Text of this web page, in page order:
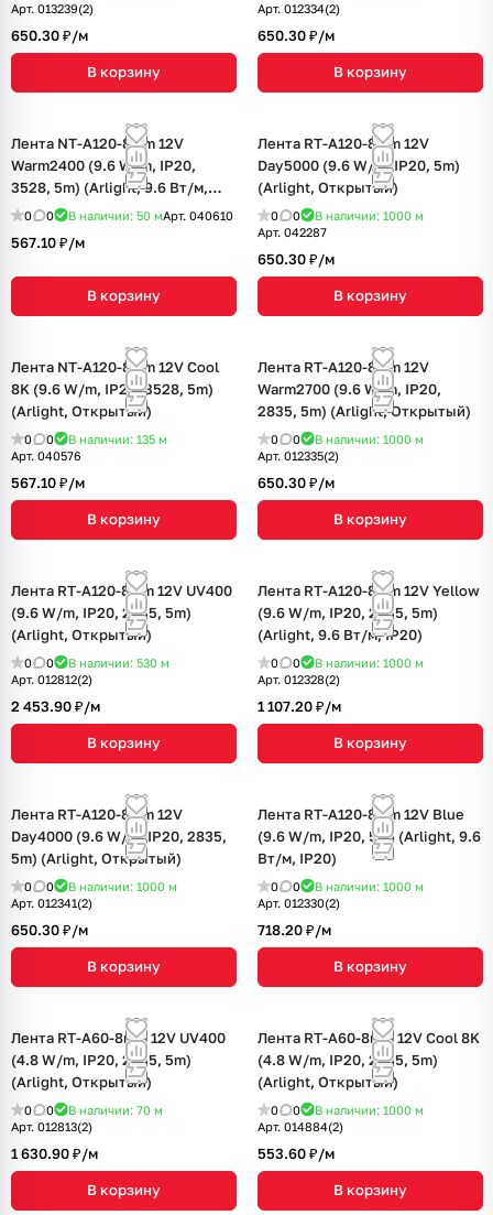
Арт. 013239(2)
650.30 ₽/м
В корзину
Арт. 012334(2)
650.30 ₽/м
В корзину
Лента NT-A120-8mm 12V
Warm2400 (9.6 W/m, IP20,
3528, 5m) (Arlight, 9.6 Вт/м,
IP20)
0 0 В наличии: 50 мАрт. 040610
567.10 ₽/м
В корзину
Лента RT-A120-8mm 12V
Day5000 (9.6 W/m, IP20, 5m)
(Arlight, Открытый)
0 0 В наличии: 1000 м
Арт. 042287
650.30 ₽/м
В корзину
Лента NT-A120-8mm 12V Cool
8K (9.6 W/m, IP20, 3528, 5m)
(Arlight, Открытый)
0 0 В наличии: 135 м
Арт. 040576
567.10 ₽/м
В корзину
Лента RT-A120-8mm 12V
Warm2700 (9.6 W/m, IP20,
2835, 5m) (Arlight, Открытый)
0 0 В наличии: 1000 м
Арт. 012335(2)
650.30 ₽/м
В корзину
Лента RT-A120-8mm 12V UV400
(9.6 W/m, IP20, 2835, 5m)
(Arlight, Открытый)
0 0 В наличии: 530 м
Арт. 012812(2)
2 453.90 ₽/м
В корзину
Лента RT-A120-8mm 12V Yellow
(9.6 W/m, IP20, 2835, 5m)
(Arlight, 9.6 Вт/м, IP20)
0 0 В наличии: 1000 м
Арт. 012328(2)
1 107.20 ₽/м
В корзину
Лента RT-A120-8mm 12V
Day4000 (9.6 W/m, IP20, 2835,
5m) (Arlight, Открытый)
0 0 В наличии: 1000 м
Арт. 012341(2)
650.30 ₽/м
В корзину
Лента RT-A120-8mm 12V Blue
(9.6 W/m, IP20, 5m) (Arlight, 9.6
Вт/м, IP20)
0 0 В наличии: 1000 м
Арт. 012330(2)
718.20 ₽/м
В корзину
Лента RT-A60-8mm 12V UV400
(4.8 W/m, IP20, 2835, 5m)
(Arlight, Открытый)
0 0 В наличии: 70 м
Арт. 012813(2)
1 630.90 ₽/м
В корзину
Лента RT-A60-8mm 12V Cool 8K
(4.8 W/m, IP20, 2835, 5m)
(Arlight, Открытый)
0 0 В наличии: 1000 м
Арт. 014884(2)
553.60 ₽/м
В корзину